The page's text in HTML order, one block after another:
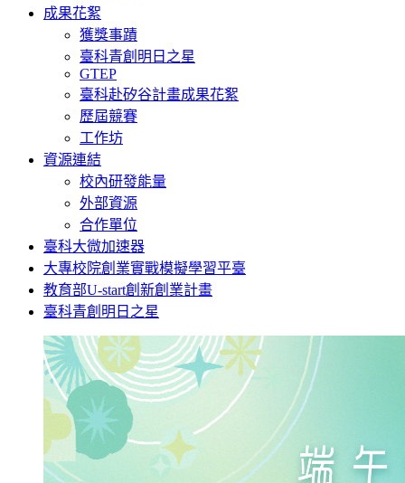
成果花絮
獲獎事蹟
臺科青創明日之星
GTEP
臺科赴矽谷計畫成果花絮
歷屆競賽
工作坊
資源連結
校內研發能量
外部資源
合作單位
臺科大微加速器
大專校院創業實戰模擬學習平臺
教育部U-start創新創業計畫
臺科青創明日之星